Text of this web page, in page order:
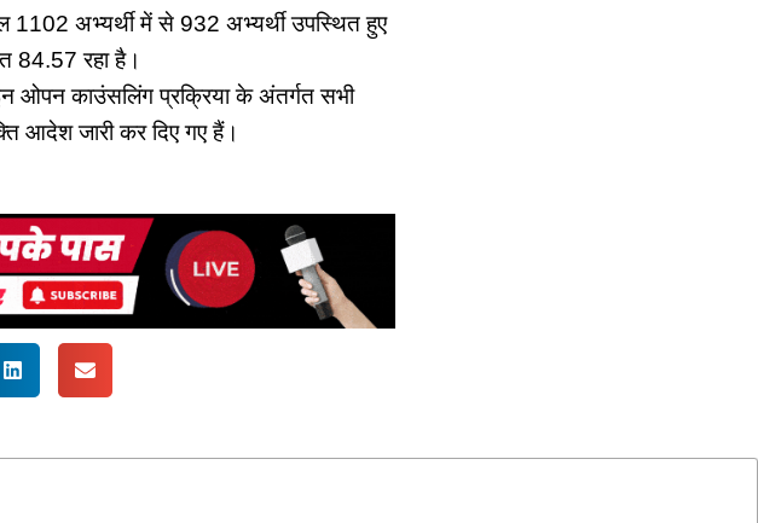
अभ्यर्थी में से 932 अभ्यर्थी उपस्थित हुए
84.57 रहा है।
ओपन काउंसलिंग प्रक्रिया के अंतर्गत सभी
आदेश जारी कर दिए गए हैं।